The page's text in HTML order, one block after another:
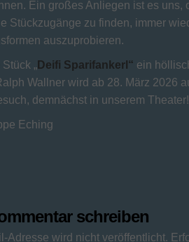
Ein großes Anliegen ist es uns,
Stückzugänge zu finden, immer
auszuprobieren.
„ Deifi Sparifankerl“ ein
Wallner wird ab 28. März 2026
demnächst in unserem Theater!
Eching
schreiben
Adresse wird nicht veröffentlicht.